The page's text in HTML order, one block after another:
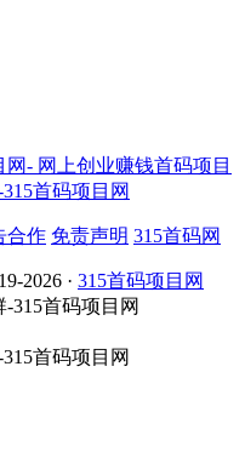
合作 免责声明 315首码网
2026 · 315首码项目网